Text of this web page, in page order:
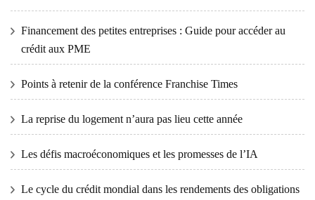
Financement des petites entreprises : Guide pour accéder au
crédit aux PME
Points à retenir de la conférence Franchise Times
La reprise du logement n’aura pas lieu cette année
Les défis macroéconomiques et les promesses de l’IA
Le cycle du crédit mondial dans les rendements des obligations